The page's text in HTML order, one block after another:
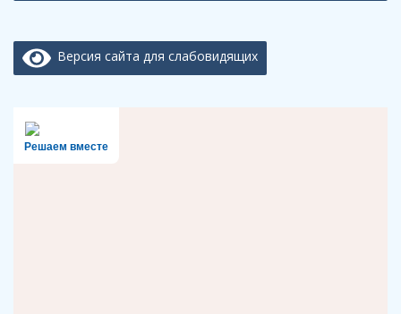
Версия сайта для слабовидящих
Решаем вместе